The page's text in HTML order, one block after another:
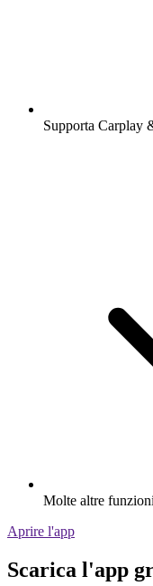
Supporta Carplay
Molte altre
Aprire l'app
Scarica l'app